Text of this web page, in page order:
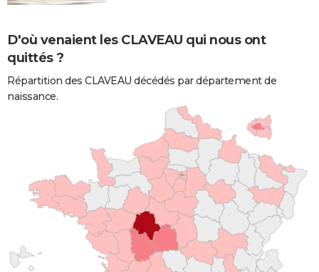
D'où venaient les CLAVEAU qui nous ont
quittés ?
Répartition des CLAVEAU décédés par département de
naissance.